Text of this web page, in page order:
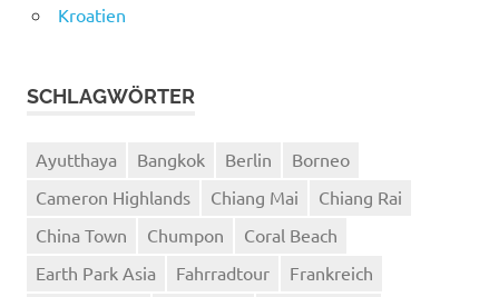
Kroatien
SCHLAGWÖRTER
Ayutthaya Bangkok Berlin
Borneo
Cameron Highlands
Chiang Mai
Chiang Rai
China Town
Chumpon
Coral Beach
Earth Park Asia
Fahrradtour
Frankreich